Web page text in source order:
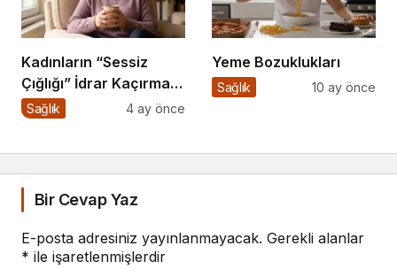
Kadınların “Sessiz
Çığlığı” İdrar Kaçırma
Bir Kader Değil!
Sağlık 4 ay önce
Yeme Bozuklukları
Sağlık 10 ay önce
Bir Cevap Yaz
E-posta adresiniz yayınlanmayacak. Gerekli alanlar
* ile işaretlenmişlerdir